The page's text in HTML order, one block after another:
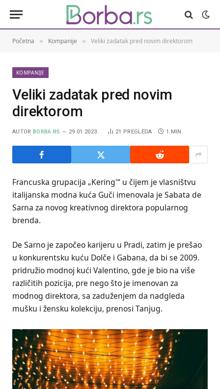
Početna » Kompanije » Veliki zadatak pred novim direktorom
KOMPANIJE
Veliki zadatak pred novim
direktorom
AUTOR BORBA.RS 29.01.2023. 21 PREGLEDA 1 MIN.
Francuska grupacija „Kering'“ u čijem je vlasništvu
italijanska modna kuća Guči imenovala je Sabata de
Sarna za novog kreativnog direktora popularnog
brenda.
De Sarno je započeo karijeru u Pradi, zatim je prešao
u konkurentsku kuću Dolče i Gabana, da bi se 2009.
pridružio modnoj kući Valentino, gde je bio na više
različitih pozicija, pre nego što je imenovan za
modnog direktora, sa zaduženjem da nadgleda
mušku i žensku kolekciju, prenosi Tanjug.